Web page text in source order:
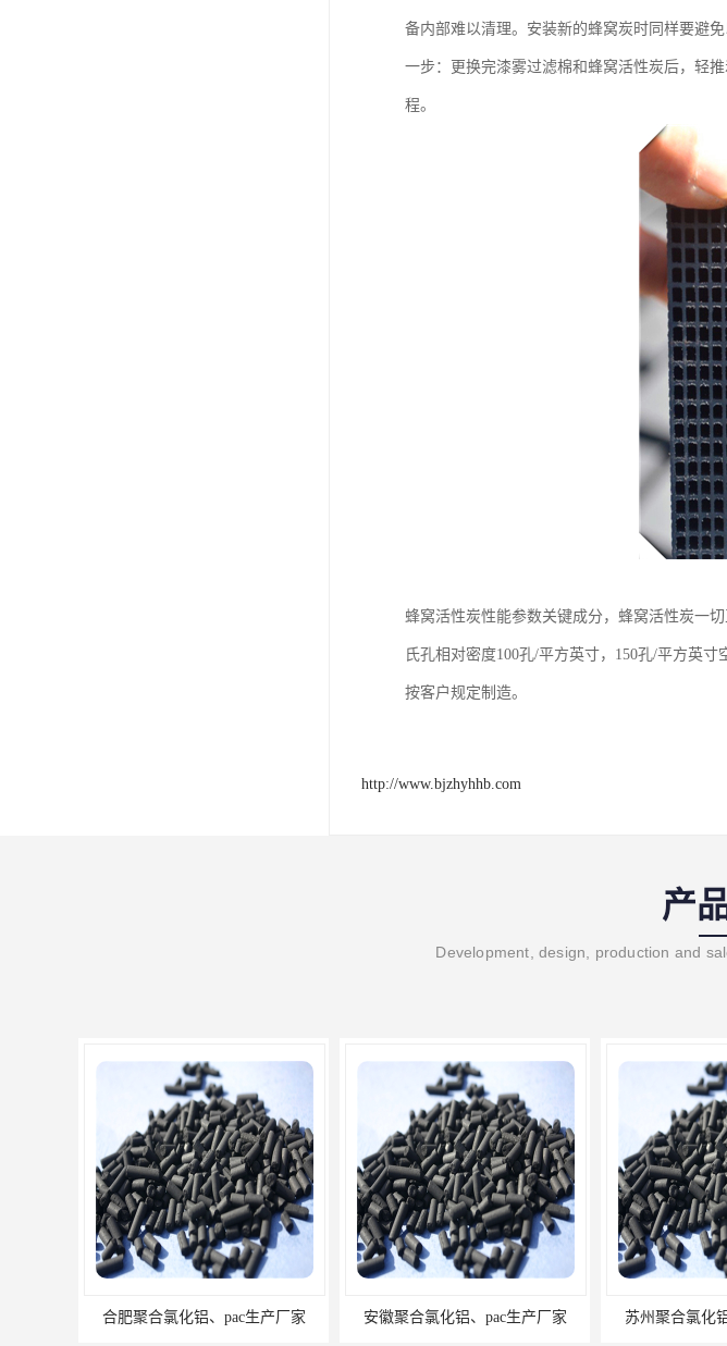
备内部难以清理。安装新的蜂窝炭时同样要避
一步：更换完漆雾过滤棉和蜂窝活性炭后，轻
程。
蜂窝活性炭性能参数关键成分，蜂窝活性炭一
氏孔相对密度100孔/平方英寸，150孔/平方英
按客户规定制造。
http://www.bjzhyhhb.com
产
Development, design, production and
化铝、pac生产厂家 安徽聚合氯化铝、pac生产厂家 苏州聚合氯化铝、pac生产厂家